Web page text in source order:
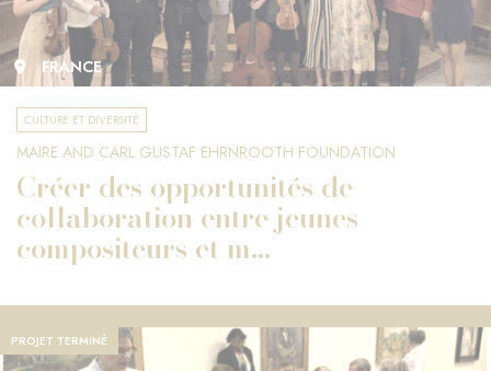
FRANCE
CULTURE ET DIVERSITÉ
MAIRE AND CARL GUSTAF EHRNROOTH FOUNDATION
Créer des opportunités de
collaboration entre jeunes
compositeurs et m...
PROJET TERMINÉ